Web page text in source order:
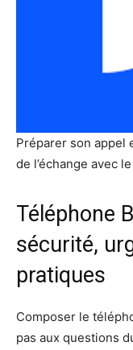
Préparer son appel
de l’échange avec
Téléphone
sécurité,
pratiques
Composer le
pas aux questions